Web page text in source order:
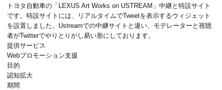
トヨタ自動車の「LEXUS Art Works on USTREAM」中継と特設サイト
です。特設サイトには、リアルタイムでTweetを表示するウィジェット
を設置しました。Ustreamでの中継サイトと違い、モデレーターと視聴
者がTwitterでやりとりがし易い形にしております。
提供サービス
Webプロモーション支援
目的
認知拡大
期間